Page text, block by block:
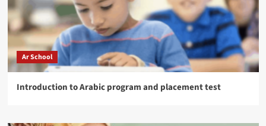
Ar School
Introduction to Arabic program and placement test